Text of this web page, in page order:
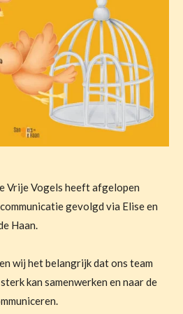
Vrije Vogels heeft afgelopen
gevolgd via Elise en
Haan.
wij het belangrijk dat ons team
kan samenwerken en naar de